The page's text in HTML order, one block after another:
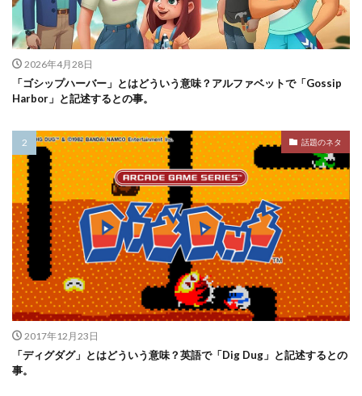
2026年4月28日
「ゴシップハーバー」とはどういう意味？アルファベットで「Gossip
Harbor」と記述するとの事。
話題のネタ
2017年12月23日
「ディグダグ」とはどういう意味？英語で「Dig Dug」と記述するとの
事。